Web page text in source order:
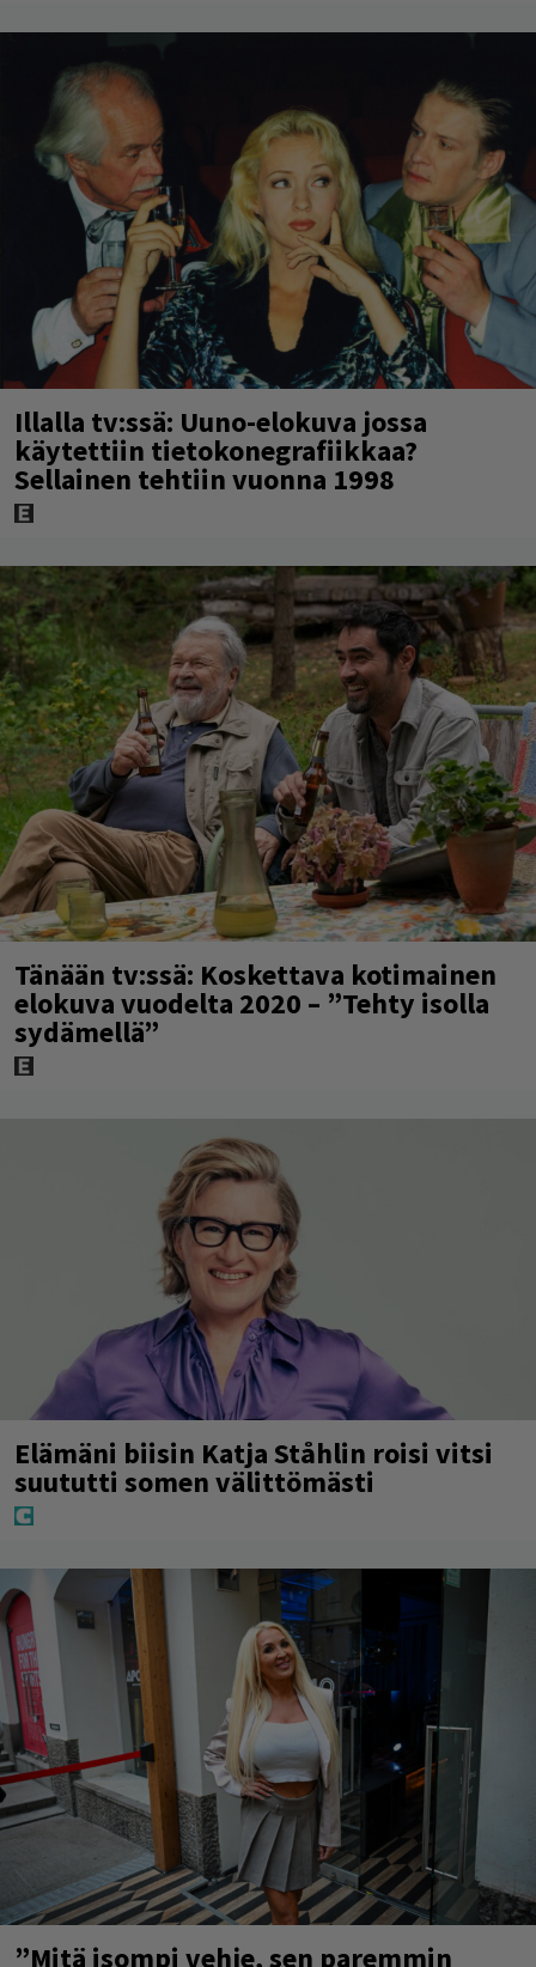
Illalla tv:ssä: Uuno-elokuva jossa
käytettiin tietokonegrafiikkaa?
Sellainen tehtiin vuonna 1998
Tänään tv:ssä: Koskettava kotimainen
elokuva vuodelta 2020 – ”Tehty isolla
sydämellä”
Elämäni biisin Katja Ståhlin roisi vitsi
suututti somen välittömästi
”Mitä isompi vehje, sen paremmin